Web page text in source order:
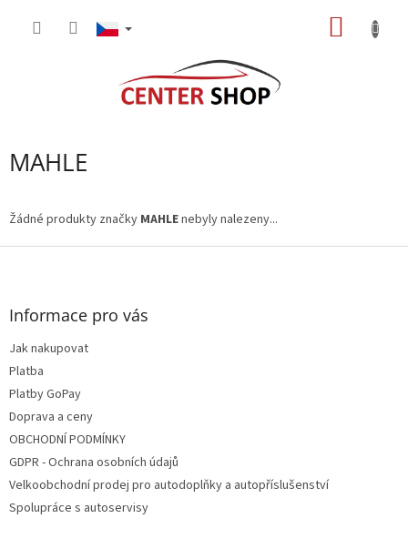
MAHLE
Žádné produkty značky MAHLEnebyly nalezeny...
Z
Informace pro vás
Jak nakupovat
Platba
Platby GoPay
Doprava a ceny
OBCHODNÍ PODMÍNKY
GDPR - Ochrana osobních údajů
Velkoobchodní prodej pro autodoplňky a autopříslušenství
Spolupráce s autoservisy